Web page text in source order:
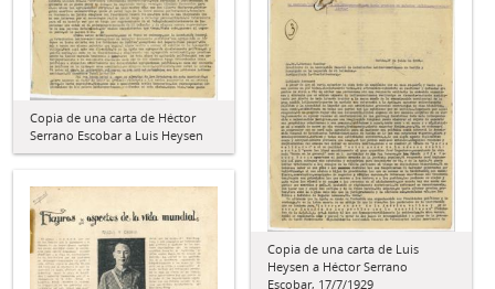
Copia de una carta de Héctor
Serrano Escobar a Luis Heysen
Copia de una carta de Luis
Heysen a Héctor Serrano
Escobar, 17/7/1929